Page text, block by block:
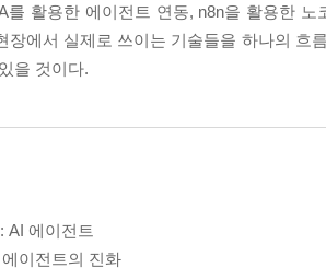
를 활용한 에이전트 연동, n8n을 활용한
장에서 실제로 쓰이는 기술들을 하나의 흐
을 것이다.
AI 에이전트
에이전트의 진화